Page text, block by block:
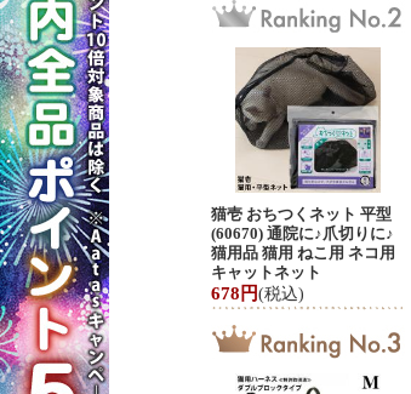
猫壱 おちつくネット 平型
(60670) 通院に♪爪切りに♪
猫用品 猫用 ねこ用 ネコ用
キャットネット
678円(税込)